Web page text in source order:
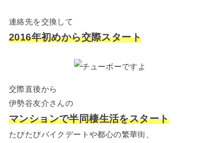
連絡先を交換して
2016年初めから交際スタート
交際直後から
伊勢谷友介さんの
マンションで半同棲生活をスタート
たびたびバイクデートや都心の繁華街、